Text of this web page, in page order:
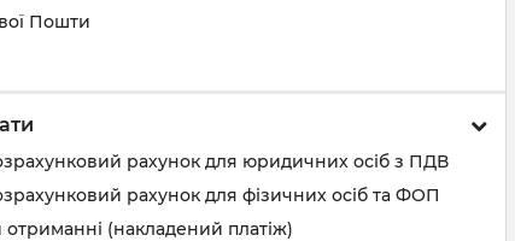
Пошти
рахунок для юридичних осіб з ПДВ
рахунок для фізичних осіб та ФОП
отриманні (накладений платіж)